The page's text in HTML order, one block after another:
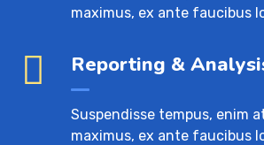
maximus, ex ante faucibus
Reporting &
Suspendisse tempus, enim
maximus, ex ante faucibus